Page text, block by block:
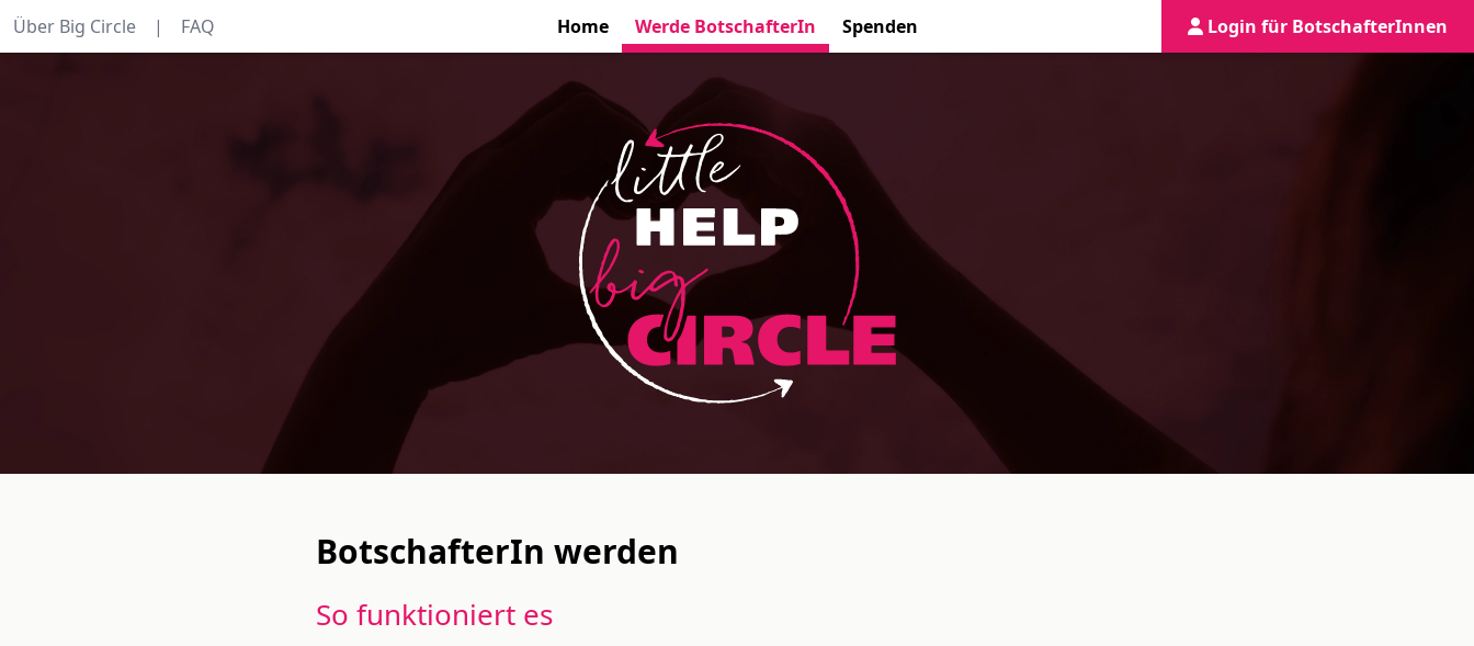
Login für BotschafterInnen
Über Big Circle | FAQ Home Werde BotschafterIn Spenden
BotschafterIn werden
So funktioniert es